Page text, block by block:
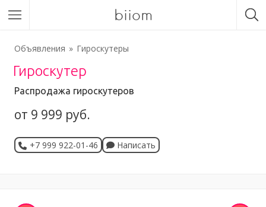
biiom
Объявления Гироскутеры
Гироскутер
Распродажа гироскутеров
от 9 999 руб.
+7 999 922-01-46 Написать